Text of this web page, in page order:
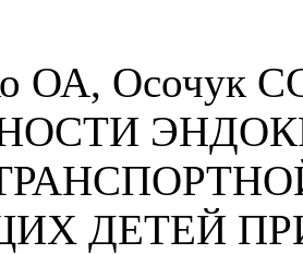
ОА, Осочук
ДЕТЕЙ